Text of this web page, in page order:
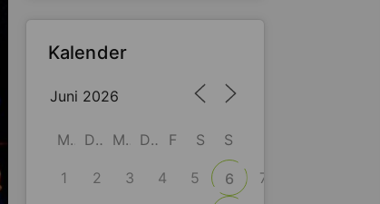
Kalender
Juni 2026
M D M D F S S
1 2 3 4 5 6
7